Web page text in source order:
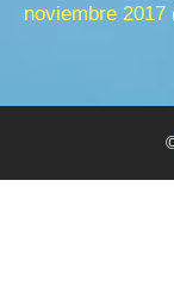
noviembre 2017